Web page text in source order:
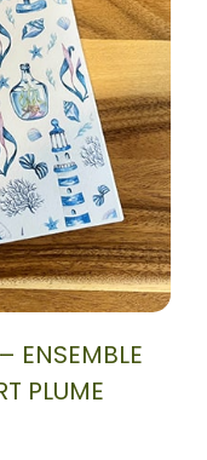
ENSEMBLE
PLUME